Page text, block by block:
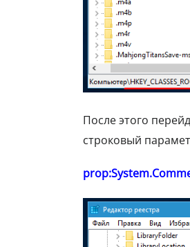
После этого
строковый